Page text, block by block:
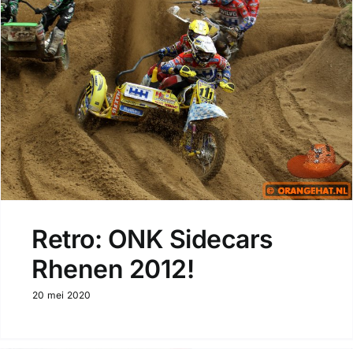
Retro: ONK Sidecars
Rhenen 2012!
20 mei 2020